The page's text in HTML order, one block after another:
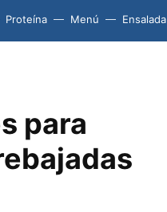
Proteína Menú Ensalada
para